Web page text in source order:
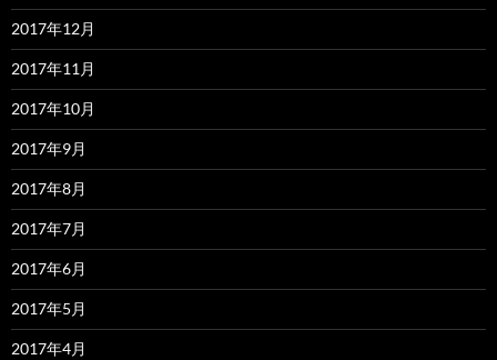
2017年12月
2017年11月
2017年10月
2017年9月
2017年8月
2017年7月
2017年6月
2017年5月
2017年4月